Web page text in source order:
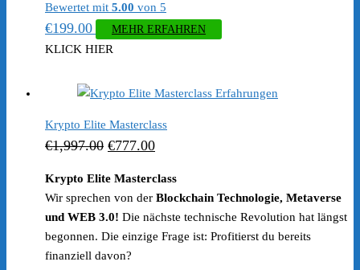
Bewertet mit 5.00 von 5
€199.00 MEHR ERFAHREN
KLICK HIER
Krypto Elite Masterclass
€1,997.00 Ursprünglicher
€1,997.00
€777.00Aktueller
€777.00.
Krypto Elite Masterclass
Wir sprechen von der Blockchain Technologie, Metaverse
und WEB 3.0! Die nächste technische Revolution hat längst
begonnen. Die einzige Frage ist: Profitierst du bereits
finanziell davon?